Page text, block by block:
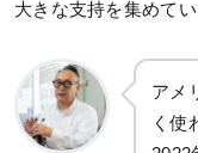
大きな支持を集めてい
アメ
く使